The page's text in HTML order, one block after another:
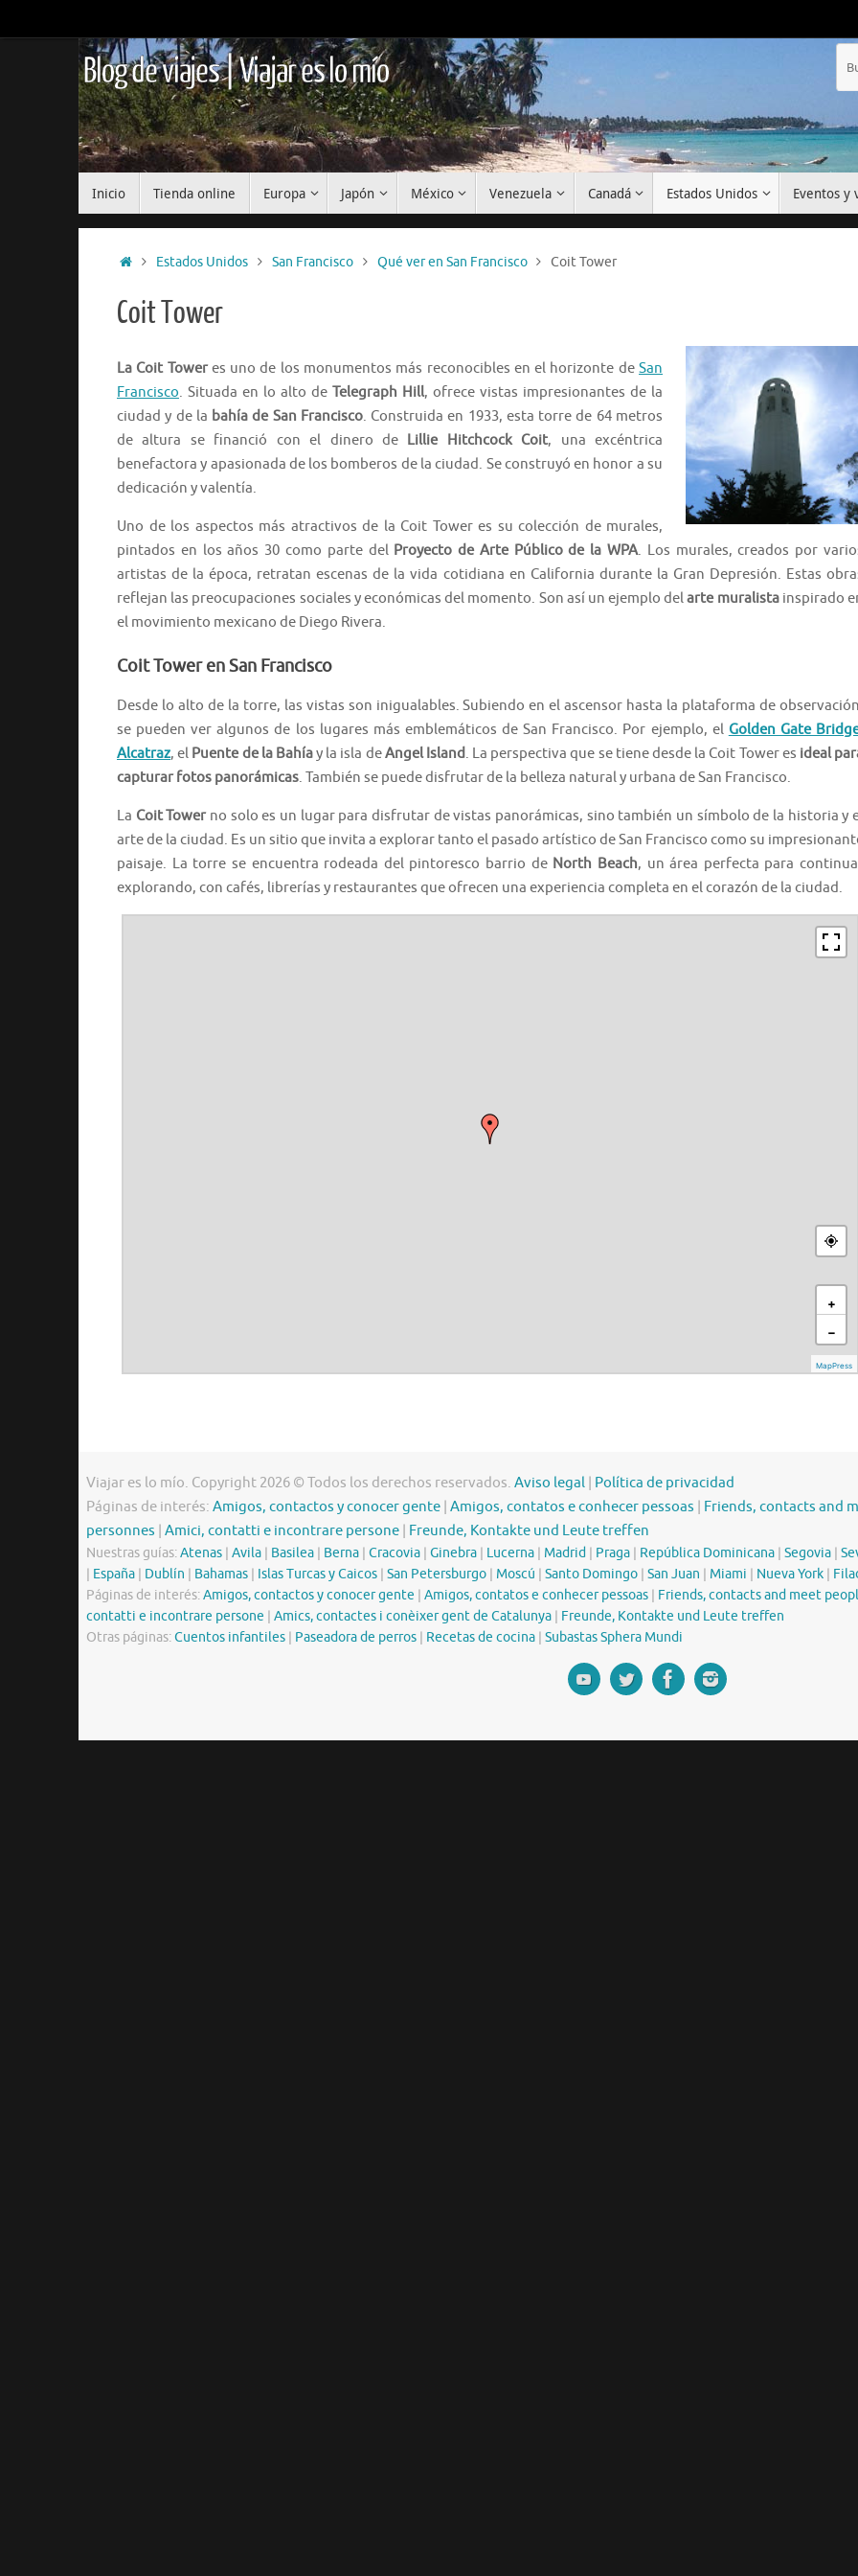
al
Blog de viajes | Viajar es lo mío
Inicio Tienda online Europa Japón México Venezuela Canadá Estados Unidos Eventos y
InicioEstados Unidos San Francisco Qué ver en San Francisco Coit Tower
Coit Tower
La Coit Toweres uno de los monumentos más reconocibles en el horizonte deSan
Francisco. Situada en lo alto de Telegraph Hill, ofrece vistas impresionantes de la
ciudad y de la bahía de San Francisco. Construida en 1933, esta torre de 64 metros
de altura se financió con el dinero de Lillie Hitchcock Coit, una excéntrica
benefactora y apasionada de los bomberos de la ciudad. Se construyó en honor a su
dedicación y valentía.
Uno de los aspectos más atractivos de la Coit Tower es su colección de murales,
pintados en los años 30 como parte del Proyecto de Arte Público de la WPA. Los murales, creados por
artistas de la época, retratan escenas de la vida cotidiana en California durante la Gran Depresión. Estas
reflejan las preocupaciones sociales y económicas del momento. Son así un ejemplo delarte muralistainspirado
el movimiento mexicano de Diego Rivera.
Coit Tower en San Francisco
Desde lo alto de la torre, las vistas son inigualables. Subiendo en el ascensor hasta la plataforma de
se pueden ver algunos de los lugares más emblemáticos de San Francisco. Por ejemplo, el Golden Gate
Alcatraz, el Puente de la Bahíay la isla deAngel Island. La perspectiva que se tiene desde la Coit Tower es ideal
capturar fotos panorámicas. También se puede disfrutar de la belleza natural y urbana de San Francisco.
La Coit Towerno solo es un lugar para disfrutar de vistas panorámicas, sino también un símbolo de la historia y
arte de la ciudad. Es un sitio que invita a explorar tanto el pasado artístico de San Francisco como su
paisaje. La torre se encuentra rodeada del pintoresco barrio de North Beach, un área perfecta para
explorando, con cafés, librerías y restaurantes que ofrecen una experiencia completa en el corazón de la ciudad.
Viajar es lo mío. Copyright 2026 © Todos los derechos reservados. Aviso legal Política de privacidad
Páginas de interés: Amigos, contactos y conocer gente Amigos, contatos e conhecer pessoas
Friends, contacts and
personnes Amici, contatti e incontrare persone Freunde, Kontakte und Leute treffen
Nuestras guías:Atenas Avila Basilea Berna Cracovia Ginebra Lucerna Madrid Praga República Dominicana Segovia
España Dublín Bahamas Islas Turcas y Caicos San Petersburgo Moscú Santo Domingo San Juan Miami Nueva York
Páginas de interés:Amigos, contactos y conocer gente Amigos, contatos e conhecer pessoas
Friends, contacts and meet
contatti e incontrare persone
Amics, contactes i conèixer gent de Catalunya
Freunde, Kontakte und Leute treffen
Otras páginas:Cuentos infantiles Paseadora de perros Recetas de cocina Subastas Sphera Mundi